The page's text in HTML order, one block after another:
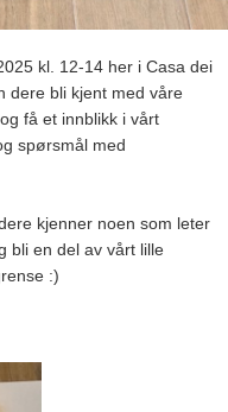
kl. 12-14 her i Casa dei
dere bli kjent med våre
få et innblikk i vårt
spørsmål med
kjenner noen som leter
bli en del av vårt lille
:)